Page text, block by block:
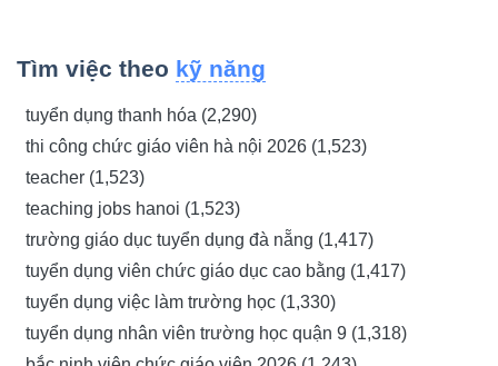
không chỉ giúp rèn luyện kỹ năng chuyên môn mà còn mở
đều mang đến những cơ hội học hỏi khác nhau, từ các
công việc hỗ trợ hành chính đến những nhiệm vụ đòi hỏi
sự sáng tạo và kỹ năng chuyên môn cao.
Vị trí thực tập
Thực tập sinh Nhân sự
Hỗ trợ công tác tuyển dụng,
lịch phỏng vấn và tham gia
các hoạt động đào tạo, xây
Tìm việc theo kỹ năng
tuyển dụng thanh hóa (2,290)
thi công chức giáo viên hà nội 2026 (1,523)
teacher (1,523)
teaching jobs hanoi (1,523)
trường giáo dục tuyển dụng đà nẵng (1,417)
tuyển dụng viên chức giáo dục cao bằng (1,417)
tuyển dụng việc làm trường học (1,330)
tuyển dụng nhân viên trường học quận 9 (1,318)